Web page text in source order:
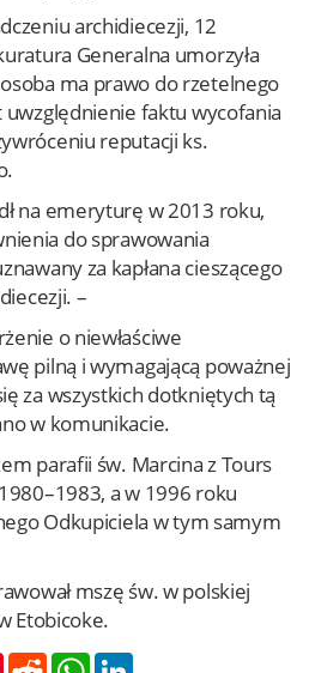
archidiecezji, 12
Generalna umorzyła
ma prawo do rzetelnego
uwzględnienie faktu wycofania
reputacji ks.
na emeryturę w 2013 roku,
do sprawowania
za kapłana cieszącego
–
o niewłaściwe
pilną i wymagającą poważnej
za wszystkich dotkniętych tą
w komunikacie.
parafii św. Marcina z Tours
a w 1996 roku
Odkupiciela w tym samym
mszę św. w polskiej
Etobicoke.
PinterestReddit WhatsApp